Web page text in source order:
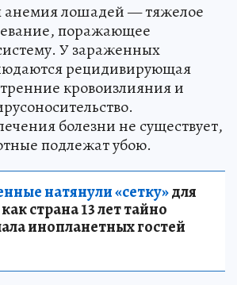
лошадей — тяжелое
поражающее
У зараженных
рецидивирующая
кровоизлияния и
болезни не существует,
подлежат убою.
натянули «сетку»для
страна 13 лет тайно
инопланетных гостей